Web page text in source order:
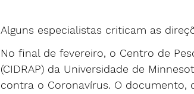
Alguns especialistas criticam as
No final de fevereiro, o Centro de
(CIDRAP) da Universidade de
contra o Coronavírus. O documento,